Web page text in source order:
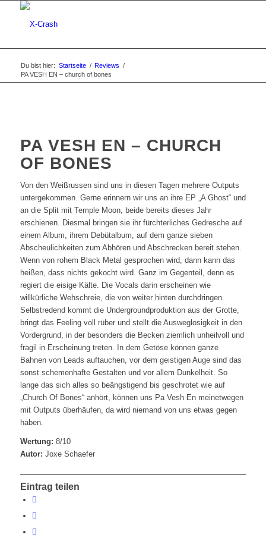
Du bist hier: Startseite / Reviews /
PA VESH EN – church of bones
PA VESH EN – CHURCH
OF BONES
Von den Weißrussen sind uns in diesen Tagen mehrere Outputs
untergekommen. Gerne erinnern wir uns an ihre EP „A Ghost“ und
an die Split mit Temple Moon, beide bereits dieses Jahr
erschienen. Diesmal bringen sie ihr fürchterliches Gedresche auf
einem Album, ihrem Debütalbum, auf dem ganze sieben
Abscheulichkeiten zum Abhören und Abschrecken bereit stehen.
Wenn von rohem Black Metal gesprochen wird, dann kann das
heißen, dass nichts gekocht wird. Ganz im Gegenteil, denn es
regiert die eisige Kälte. Die Vocals darin erscheinen wie
willkürliche Wehschreie, die von weiter hinten durchdringen.
Selbstredend kommt die Undergroundproduktion aus der Grotte,
bringt das Feeling voll rüber und stellt die Ausweglosigkeit in den
Vordergrund, in der besonders die Becken ziemlich unheilvoll und
fragil in Erscheinung treten. In dem Getöse können ganze
Bahnen von Leads auftauchen, vor dem geistigen Auge sind das
sonst schemenhafte Gestalten und vor allem Dunkelheit. So
lange das sich alles so beängstigend bis geschrotet wie auf
„Church Of Bones“ anhört, können uns Pa Vesh En meinetwegen
mit Outputs überhäufen, da wird niemand von uns etwas gegen
haben.
Wertung: 8/10
Autor: Joxe Schaefer
Eintrag teilen